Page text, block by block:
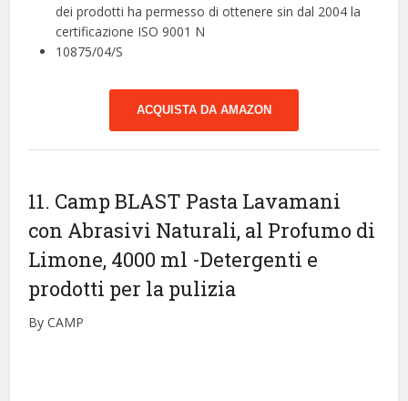
dei prodotti ha permesso di ottenere sin dal 2004 la
certificazione ISO 9001 N
10875/04/S
ACQUISTA DA AMAZON
11. Camp BLAST Pasta Lavamani
con Abrasivi Naturali, al Profumo di
Limone, 4000 ml -Detergenti e
prodotti per la pulizia
By CAMP